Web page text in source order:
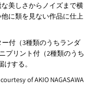
美しさからノイズまで横
に類を見ない作品に仕上
付（3種類のうちランダ
プリント付（2種類のうち
する。
of AKIO NAGASAWA